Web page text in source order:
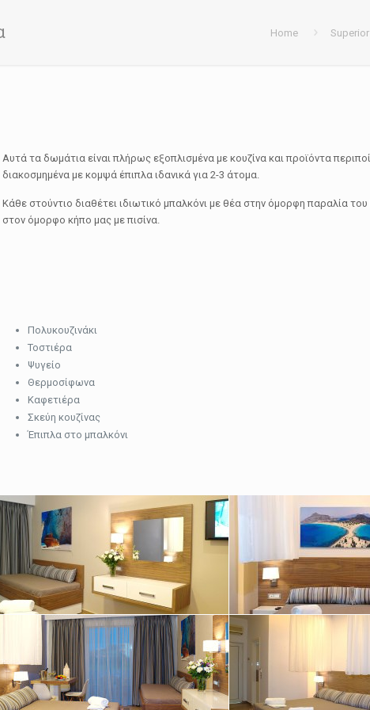
Home
Αυτά τα δωμάτια είναι πλήρως εξοπλισμένα με κουζίνα και προϊόντα
διακοσμημένα με κομψά έπιπλα ιδανικά για 2-3 άτομα.
Κάθε στούντιο διαθέτει ιδιωτικό μπαλκόνι με θέα στην όμορφη παραλία του
στον όμορφο κήπο μας με πισίνα.
Πολυκουζινάκι
Τοστιέρα
Ψυγείο
Θερμοσίφωνα
Καφετιέρα
Σκεύη κουζίνας
Έπιπλα στο μπαλκόνι